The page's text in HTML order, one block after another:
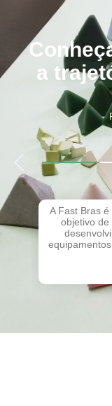
a
A Fast Bras
objetivo